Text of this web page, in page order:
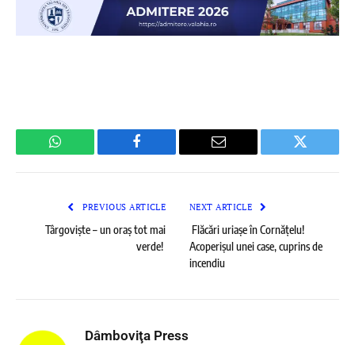
WhatsApp Facebook Email Twitter
PREVIOUS ARTICLE
Târgoviște – un oraș tot mai
verde!
NEXT ARTICLE
Flăcări uriașe în Cornățelu!
Acoperișul unei case, cuprins de
incendiu
Dâmboviţa Press